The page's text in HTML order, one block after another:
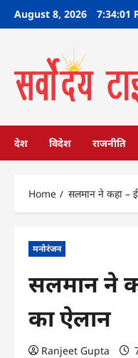
SkipAugust 8, 2026 7:34:02
देश विदेश राजनीति
Home सलमान ने कहा –
मनोरंजन
सलमान ने
का ऐलान
Ranjeet Gupta